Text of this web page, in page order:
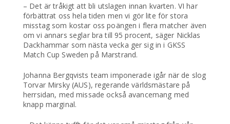
– Det är tråkigt att bli utslagen innan kvarten. VI har
förbättrat oss hela tiden men vi gör lite för stora
misstag som kostar oss poängen i flera matcher även
om vi annars seglar bra till 95 procent, säger Nicklas
Dackhammar som nästa vecka ger sig in i GKSS
Match Cup Sweden på Marstrand.
Johanna Bergqvists team imponerade igår när de slog
Torvar Mirsky (AUS), regerande världsmästare på
herrsidan, med missade också avancemang med
knapp marginal.